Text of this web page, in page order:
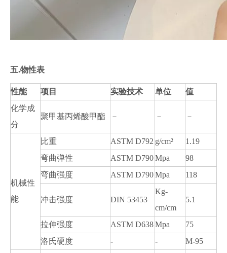
五.物性表
性能 项目 实验技术 单位
值
化学成
分
聚甲基丙烯酸甲酯 － － －
机械性
能
比重 ASTM D792 g/cm²
1.19
弯曲弹性
ASTM D790Mpa
98
弯曲强度
ASTM D790Mpa 118
冲击强度 DIN 53453
Kg-
cm/cm
5.1
拉伸强度 ASTM D638Mpa
75
洛氏硬度
- - M-95